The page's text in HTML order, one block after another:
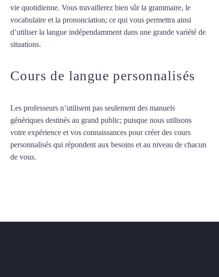
vie quotidienne. Vous travaillerez bien sûr la grammaire, le
vocabulaire et la prononciation; ce qui vous permettra ainsi
d’utiliser la langue indépendamment dans une grande variété de
situations.
Cours de langue personnalisés
Les professeurs n’utilisent pas seulement des manuels
génériques destinés au grand public; puisque nous utilisons
votre expérience et vos connaissances pour créer des cours
personnalisés qui répondent aux besoins et au niveau de chacun
de vous.